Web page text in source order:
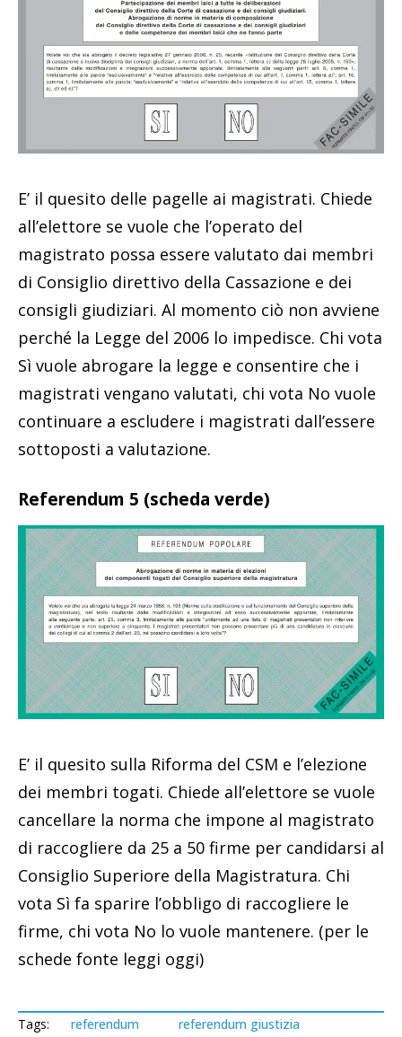
E’ il quesito delle pagelle ai magistrati. Chiede
all’elettore se vuole che l’operato del
magistrato possa essere valutato dai membri
di Consiglio direttivo della Cassazione e dei
consigli giudiziari. Al momento ciò non avviene
perché la Legge del 2006 lo impedisce. Chi vota
Sì vuole abrogare la legge e consentire che i
magistrati vengano valutati, chi vota No vuole
continuare a escludere i magistrati dall’essere
sottoposti a valutazione.
Referendum 5 (scheda verde)
E’ il quesito sulla Riforma del CSM e l’elezione
dei membri togati. Chiede all’elettore se vuole
cancellare la norma che impone al magistrato
di raccogliere da 25 a 50 firme per candidarsi al
Consiglio Superiore della Magistratura. Chi
vota Sì fa sparire l’obbligo di raccogliere le
firme, chi vota No lo vuole mantenere. (per le
schede fonte leggi oggi)
Tags: referendum
referendum giustizia